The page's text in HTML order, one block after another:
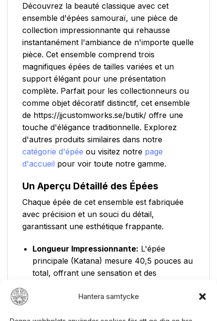
Hantera samtycke
Découvrez la beauté classique avec cet
ensemble d'épées samouraï, une pièce de
collection impressionnante qui rehausse
instantanément l'ambiance de n'importe quelle
pièce. Cet ensemble comprend trois
magnifiques épées de tailles variées et un
support élégant pour une présentation
complète. Parfait pour les collectionneurs ou
comme objet décoratif distinctif, cet ensemble
de https://jjcustomworks.se/butik/ offre une
touche d'élégance traditionnelle. Explorez
d'autres produits similaires dans notre
catégorie d'épée ou visitez notre page
d'accueil pour voir toute notre gamme.
Un Aperçu Détaillé des Épées
Chaque épée de cet ensemble est fabriquée
avec précision et un souci du détail,
garantissant une esthétique frappante.
Longueur Impressionnante: L'épée
principale (Katana) mesure 40,5 pouces au
total, offrant une sensation et des
Lames Durables:Toutes les épées sont